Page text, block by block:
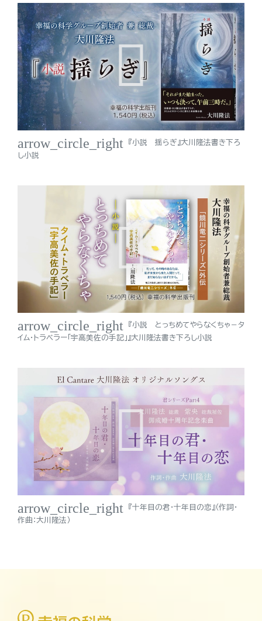
arrow_circle_right
『小説 揺らぎ』大川隆法書き下ろ
し小説
arrow_circle_right
『小説 とっちめてやらなくちゃ－タ
イム・トラベラー「宇高美佐の手記」』大川隆法書き下ろし小説
arrow_circle_right
『十年目の君・十年目の恋』（作詞・
作曲：大川隆法）